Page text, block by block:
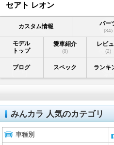
セアト レオン
カスタム情報 パー
(34)
モデル
トップ
愛車紹介
(8)
レビ
(2)
ブログ スペック ランキ
みんカラ 人気のカテゴリ
車種別